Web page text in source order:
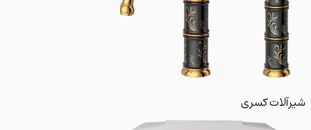
کسری